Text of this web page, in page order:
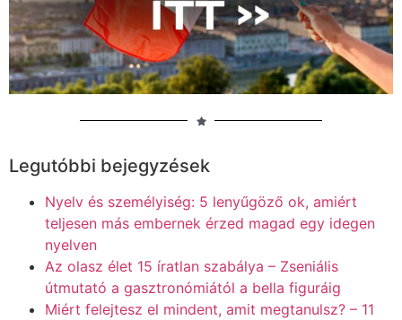
Legutóbbi bejegyzések
Nyelv és személyiség: 5 lenyűgöző ok, amiért
teljesen más embernek érzed magad egy idegen
nyelven
Az olasz élet 15 íratlan szabálya – Zseniális
útmutató a gasztronómiától a bella figuráig
Miért felejtesz el mindent, amit megtanulsz? – 11